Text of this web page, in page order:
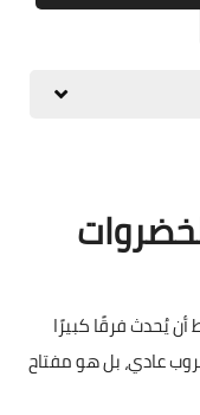
يُحدث فرقًا كبيرًا
عادي، بل هو مفتاح